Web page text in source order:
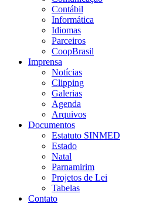
Contábil
Informática
Idiomas
Parceiros
CoopBrasil
Imprensa
Notícias
Clipping
Galerias
Agenda
Arquivos
Documentos
Estatuto SINMED
Estado
Natal
Parnamirim
Projetos de Lei
Tabelas
Contato